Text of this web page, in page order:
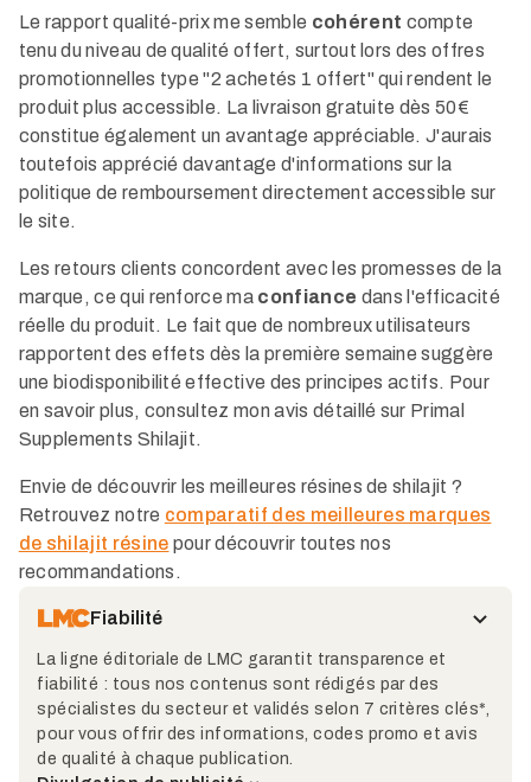
Le rapport qualité-prix me semble cohérent compte
tenu du niveau de qualité offert, surtout lors des offres
promotionnelles type "2 achetés 1 offert" qui rendent le
produit plus accessible. La livraison gratuite dès 50€
constitue également un avantage appréciable. J'aurais
toutefois apprécié davantage d'informations sur la
politique de remboursement directement accessible sur
le site.​
Les retours clients concordent avec les promesses de la
marque, ce qui renforce ma confiance dans l'efficacité
réelle du produit. Le fait que de nombreux utilisateurs
rapportent des effets dès la première semaine suggère
une biodisponibilité effective des principes actifs. Pour
en savoir plus, consultez mon avis détaillé sur Primal
Supplements Shilajit.
Envie de découvrir les meilleures résines de shilajit ?
Retrouvez notre comparatif des meilleures marques
de shilajit résine pour découvrir toutes nos
recommandations.
Fiabilité
La ligne éditoriale de LMC garantit transparence et
fiabilité : tous nos contenus sont rédigés par des
spécialistes du secteur et validés selon 7 critères clés*,
pour vous offrir des informations, codes promo et avis
de qualité à chaque publication.